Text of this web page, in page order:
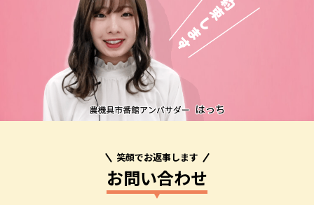
笑顔でお返事します
お問い合わせ